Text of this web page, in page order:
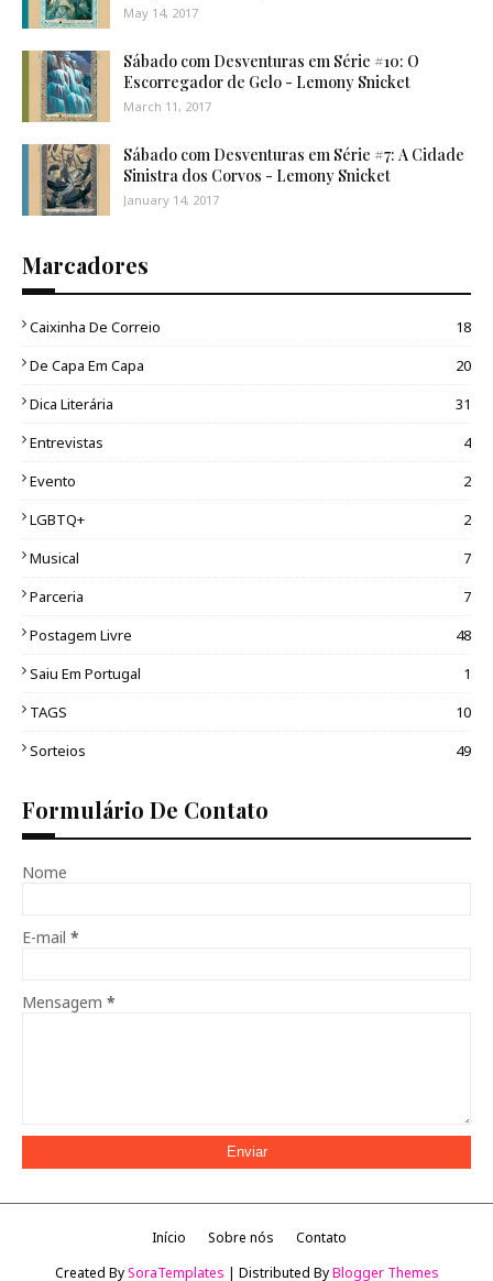
May 14, 2017
Sábado com Desventuras em Série #10: O
Escorregador de Gelo - Lemony Snicket
March 11, 2017
Sábado com Desventuras em Série #7: A Cidade
Sinistra dos Corvos - Lemony Snicket
January 14, 2017
Marcadores
Caixinha De Correio
18
De Capa Em Capa
20
Dica Literária
31
Entrevistas
4
Evento
2
LGBTQ+
2
Musical
7
Parceria
7
Postagem Livre
48
Saiu Em Portugal
1
TAGS
10
Sorteios
49
Formulário De Contato
Nome
E-mail *
Mensagem *
Início Sobre nós
Contato
Created BySoraTemplates | Distributed ByBlogger Themes